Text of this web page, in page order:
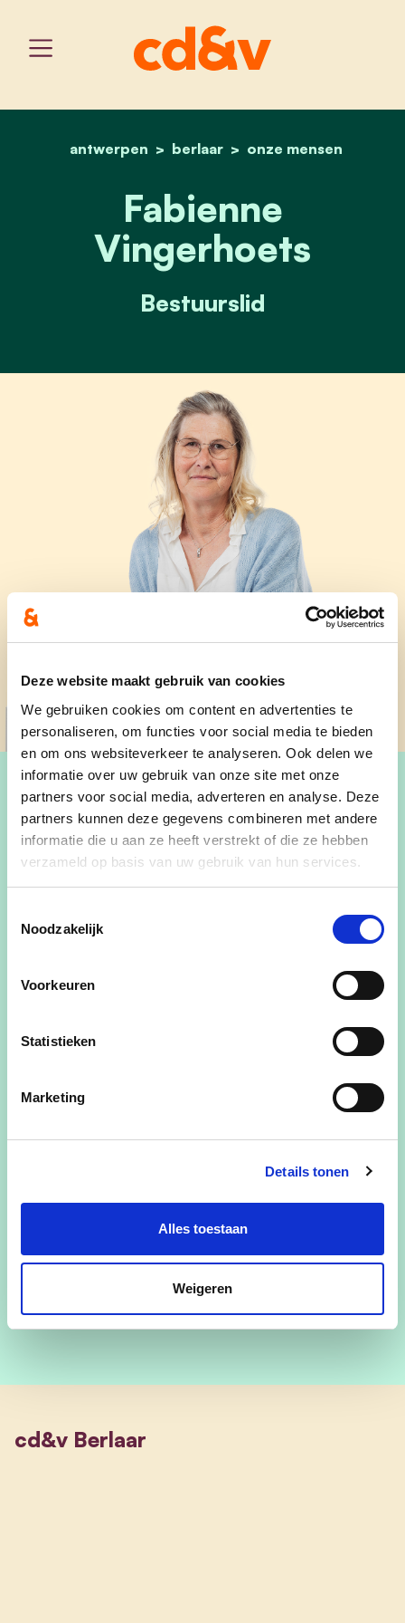
Deze website maakt gebruik van cookies
We gebruiken cookies om content en advertenties te
personaliseren, om functies voor social media te bieden
en om ons websiteverkeer te analyseren. Ook delen we
informatie over uw gebruik van onze site met onze
partners voor social media, adverteren en analyse. Deze
partners kunnen deze gegevens combineren met andere
informatie die u aan ze heeft verstrekt of die ze hebben
verzameld op basis van uw gebruik van hun services.
Noodzakelijk
Voorkeuren
Statistieken
Marketing
Details tonen
Alles toestaan
Weigeren
home
antwerpen berlaar onze mensen
fabienne vingerhoets
Fabienne
Vingerhoets
Bestuurslid
UW BEZORGHEID, MIJN MISSIE
Gepaste zorg voor iedereen !
ondersteuning alleenstaanden
Schoolstraat 62
Mail Fabienne
cd&v Berlaar